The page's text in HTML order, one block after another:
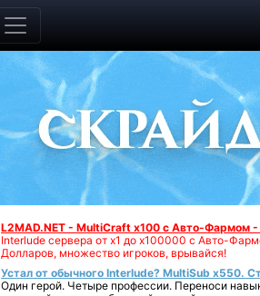
L2MAD.NET - MultiCraft x100 с Авто-Фармом
Interlude сервера от х1 до х100000 с Авто-
Долларов, множество игроков, врывайся!
Устал от обычного Interlude? MultiSub x550.
Один герой. Четыре профессии. Переноси